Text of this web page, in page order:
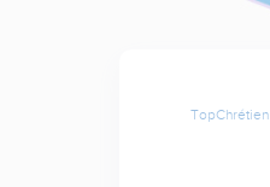
TopChrétien